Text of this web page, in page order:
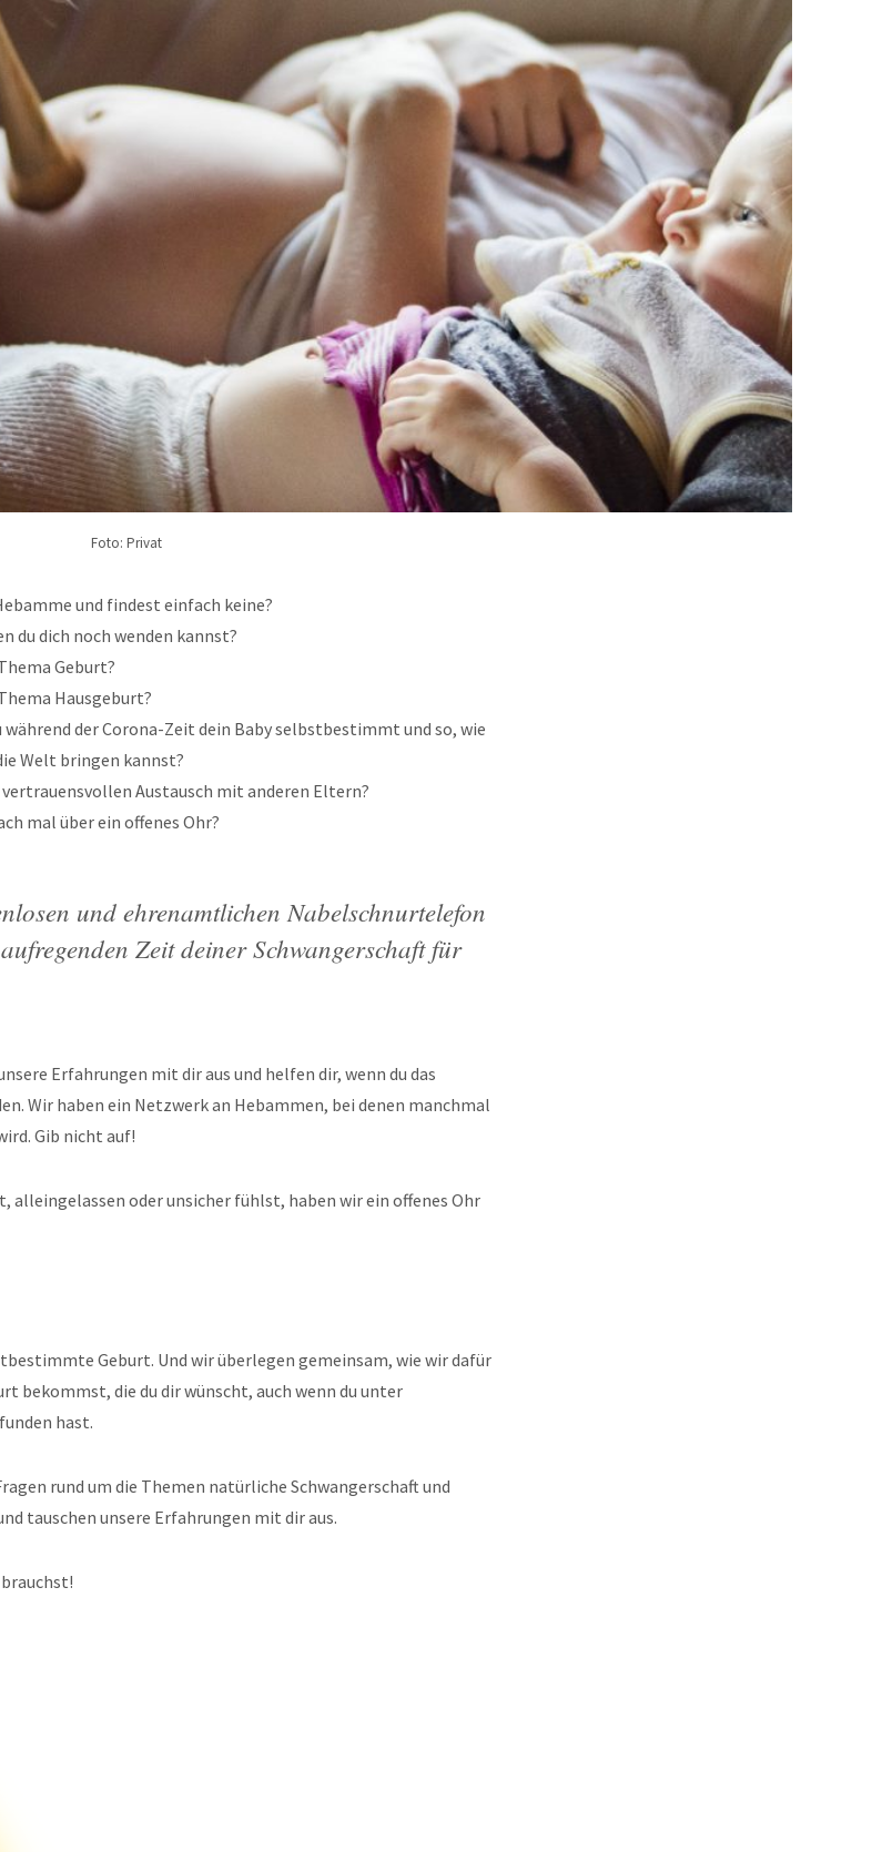
Foto: Privat
und findest einfach keine?
du dich noch wenden kannst?
Geburt?
Hausgeburt?
während der Corona-Zeit dein Baby selbstbestimmt und so, wie
Welt bringen kannst?
Austausch mit anderen Eltern?
mal über ein offenes Ohr?
und ehrenamtlichen Nabelschnurtelefon
Zeit deiner Schwangerschaft für
Erfahrungen mit dir aus und helfen dir, wenn du das
Wir haben ein Netzwerk an Hebammen, bei denen manchmal
Gib nicht auf!
alleingelassen oder unsicher fühlst, haben wir ein offenes Ohr
Geburt. Und wir überlegen gemeinsam, wie wir dafür
bekommst, die du dir wünscht, auch wenn du unter
hast.
rund um die Themen natürliche Schwangerschaft und
tauschen unsere Erfahrungen mit dir aus.
brauchst!